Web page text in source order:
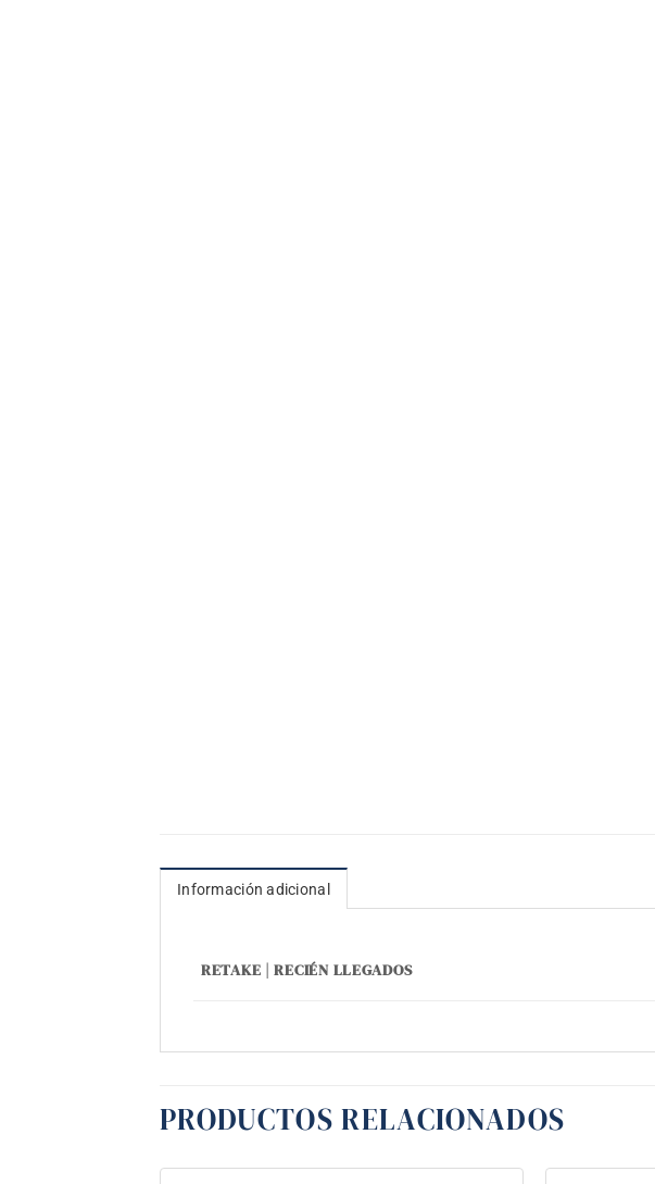
Información adicional
RETAKE | RECIÉN LLEGADOS
PRODUCTOS RELACIONADOS